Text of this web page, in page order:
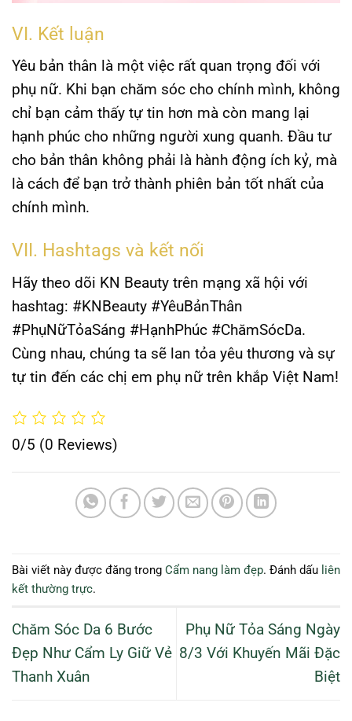
VI. Kết luận
Yêu bản thân là một việc rất quan trọng đối với
phụ nữ. Khi bạn chăm sóc cho chính mình, không
chỉ bạn cảm thấy tự tin hơn mà còn mang lại
hạnh phúc cho những người xung quanh. Đầu tư
cho bản thân không phải là hành động ích kỷ, mà
là cách để bạn trở thành phiên bản tốt nhất của
chính mình.
VII. Hashtags và kết nối
Hãy theo dõi KN Beauty trên mạng xã hội với
hashtag: #KNBeauty #YêuBảnThân
#PhụNữTỏaSáng #HạnhPhúc #ChămSócDa.
Cùng nhau, chúng ta sẽ lan tỏa yêu thương và sự
tự tin đến các chị em phụ nữ trên khắp Việt Nam!
0/5 (0 Reviews)
Bài viết này được đăng trong Cẩm nang làm đẹp. Đánh dấu liên
kết thường trực.
Chăm Sóc Da 6 Bước
Đẹp Như Cẩm Ly Giữ Vẻ
Thanh Xuân
Phụ Nữ Tỏa Sáng Ngày
8/3 Với Khuyến Mãi Đặc
Biệt